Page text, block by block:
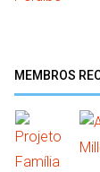
MEMBROS